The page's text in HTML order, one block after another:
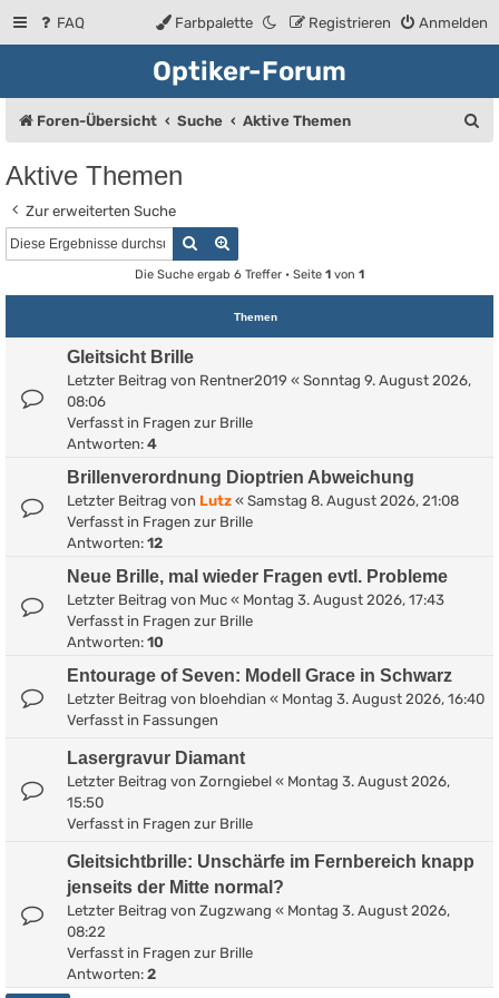
FAQ Anmelden
Registrieren
Farbpalette
Optiker-Forum
Foren-Übersicht Suche Aktive Themen
Aktive Themen
Zur erweiterten Suche
Suche
Die Suche ergab 6 Treffer • Seite 1 von 1
Themen
Gleitsicht Brille
Letzter Beitrag von Rentner2019 « Sonntag 9. August 2026,
08:06
Verfasst in Fragen zur Brille
Antworten: 4
Brillenverordnung Dioptrien Abweichung
Letzter Beitrag von Lutz « Samstag 8. August 2026, 21:08
Verfasst in Fragen zur Brille
Antworten: 12
Neue Brille, mal wieder Fragen evtl. Probleme
Letzter Beitrag von Muc « Montag 3. August 2026, 17:43
Verfasst in Fragen zur Brille
Antworten: 10
Entourage of Seven: Modell Grace in Schwarz
Letzter Beitrag von bloehdian « Montag 3. August 2026, 16:40
Verfasst in Fassungen
Lasergravur Diamant
Letzter Beitrag von Zorngiebel « Montag 3. August 2026,
15:50
Verfasst in Fragen zur Brille
Gleitsichtbrille: Unschärfe im Fernbereich knapp
jenseits der Mitte normal?
Letzter Beitrag von Zugzwang « Montag 3. August 2026,
08:22
Verfasst in Fragen zur Brille
Antworten: 2